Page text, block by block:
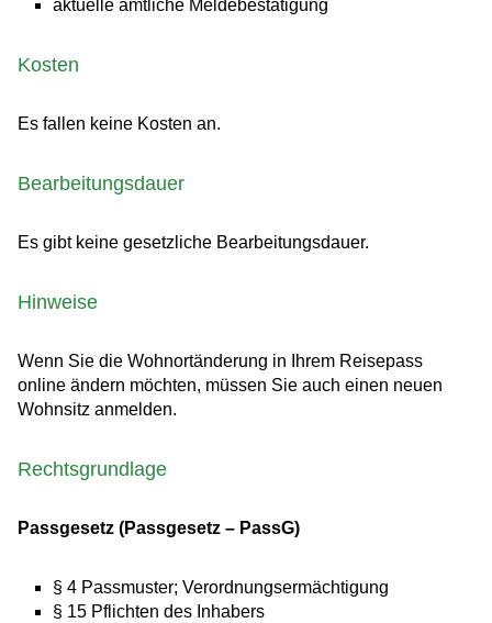
aktuelle amtliche Meldebestätigung
Kosten
Es fallen keine Kosten an.
Bearbeitungsdauer
Es gibt keine gesetzliche Bearbeitungsdauer.
Hinweise
Wenn Sie die Wohnortänderung in Ihrem Reisepass
online ändern möchten, müssen Sie auch einen neuen
Wohnsitz anmelden.
Rechtsgrundlage
Passgesetz (Passgesetz – PassG)
§ 4 Passmuster; Verordnungsermächtigung
§ 15 Pflichten des Inhabers